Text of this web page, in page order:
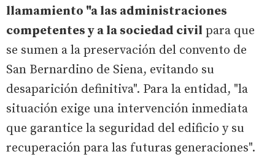
llamamiento "a las administraciones
competentes y a la sociedad civil para que
se sumen a la preservación del convento de
San Bernardino de Siena, evitando su
desaparición definitiva". Para la entidad, "la
situación exige una intervención inmediata
que garantice la seguridad del edificio y su
recuperación para las futuras generaciones".